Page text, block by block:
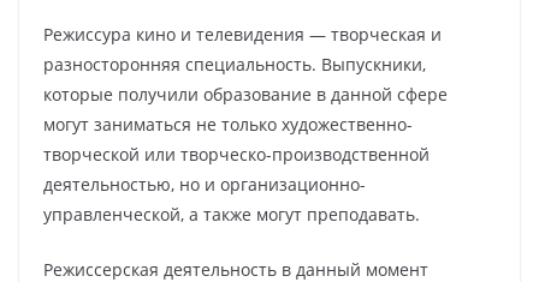
Режиссура кино и телевидения — творческая и
разносторонняя специальность. Выпускники,
которые получили образование в данной сфере
могут заниматься не только художественно-
творческой или творческо-производственной
деятельностью, но и организационно-
управленческой, а также могут преподавать.
Режиссерская деятельность в данный момент